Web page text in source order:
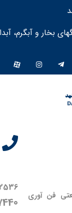
بخار و آبگرم،
فن آوری